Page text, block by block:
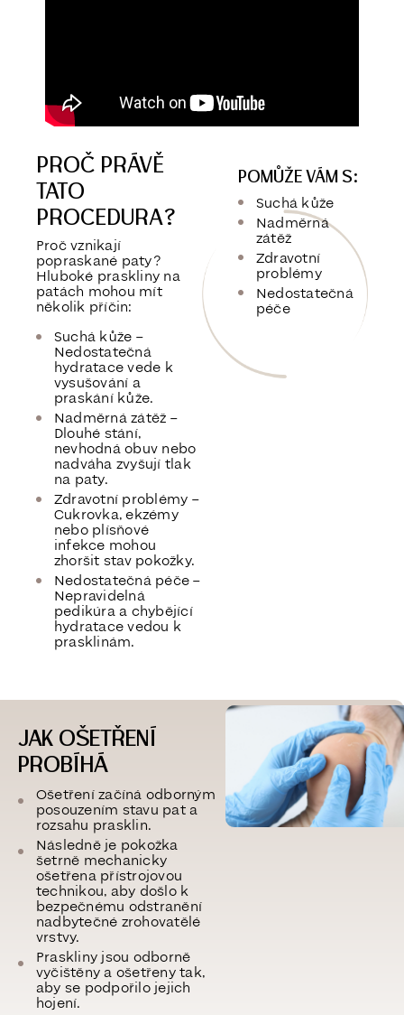
PROČ PRÁVĚ
TATO
PROCEDURA?
Proč vznikají
popraskané paty?
Hluboké praskliny na
patách mohou mít
několik příčin:
Suchá kůže –
Nedostatečná
hydratace vede k
vysušování a
praskání kůže.
Nadměrná zátěž –
Dlouhé stání,
nevhodná obuv nebo
nadváha zvyšují tlak
na paty.
Zdravotní problémy –
Cukrovka, ekzémy
nebo plísňové
infekce mohou
zhoršit stav pokožky.
Nedostatečná péče–
Nepravidelná
pedikúra a chybějící
hydratace vedou k
prasklinám.
POMŮŽE VÁM S:
Suchá kůže
Nadměrná
zátěž
Zdravotní
problémy
Nedostatečná
péče
JAK OŠETŘENÍ
PROBÍHÁ
Ošetření začíná odborným
posouzením stavu pat a
rozsahu prasklin.
Následně je pokožka
šetrně mechanicky
ošetřena přístrojovou
technikou, aby došlo k
bezpečnému odstranění
nadbytečné zrohovatělé
vrstvy.
Praskliny jsou odborně
vyčištěny a ošetřeny tak,
aby se podpořilo jejich
hojení.